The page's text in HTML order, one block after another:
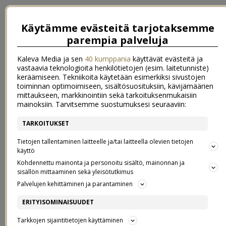
VAPAA VIIKONLOPPU JA AVAIMIA
ONNEEN
Oi ihanuus, se on perjantai! Ja erityisen ihana siitäkin syystä, että
Käytämme evästeitä tarjotaksemme
parempia palveluja
Kaleva Media ja sen 40 kumppania käyttävät evästeitä ja
vastaavia teknologioita henkilötietojen (esim. laitetunniste)
keräämiseen. Tekniikoita käytetään esimerkiksi sivustojen
toiminnan optimoimiseen, sisältösuosituksiin, kävijämäärien
mittaukseen, markkinointiin sekä tarkoituksenmukaisiin
mainoksiin. Tarvitsemme suostumuksesi seuraaviin:
TARKOITUKSET
Tietojen tallentaminen laitteelle ja/tai laitteella olevien tietojen
käyttö
Kohdennettu mainonta ja personoitu sisältö, mainonnan ja
sisällön mittaaminen sekä yleisötutkimus
Palvelujen kehittäminen ja parantaminen
ERITYISOMINAISUUDET
Tarkkojen sijaintitietojen käyttäminen